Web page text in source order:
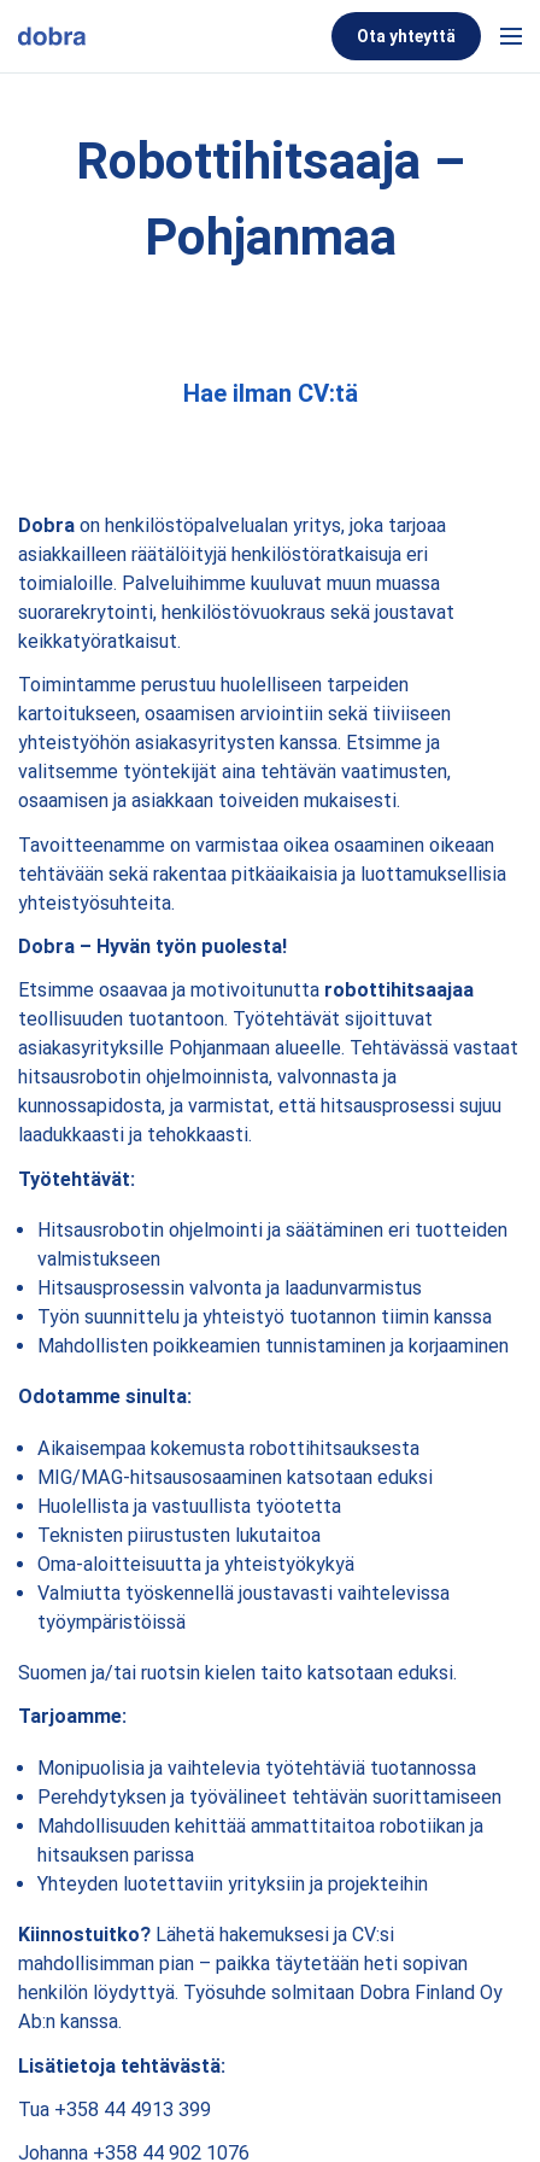
Ota yhteyttä
Robottihitsaaja –
Pohjanmaa
Hae ilman CV:tä
Dobra on henkilöstöpalvelualan yritys, joka tarjoaa
asiakkailleen räätälöityjä henkilöstöratkaisuja eri
toimialoille. Palveluihimme kuuluvat muun muassa
suorarekrytointi, henkilöstövuokraus sekä joustavat
keikkatyöratkaisut.
Toimintamme perustuu huolelliseen tarpeiden
kartoitukseen, osaamisen arviointiin sekä tiiviiseen
yhteistyöhön asiakasyritysten kanssa. Etsimme ja
valitsemme työntekijät aina tehtävän vaatimusten,
osaamisen ja asiakkaan toiveiden mukaisesti.
Tavoitteenamme on varmistaa oikea osaaminen oikeaan
tehtävään sekä rakentaa pitkäaikaisia ja luottamuksellisia
yhteistyösuhteita.
Dobra – Hyvän työn puolesta!
Etsimme osaavaa ja motivoitunutta robottihitsaajaa
teollisuuden tuotantoon. Työtehtävät sijoittuvat
asiakasyrityksille Pohjanmaan alueelle. Tehtävässä vastaat
hitsausrobotin ohjelmoinnista, valvonnasta ja
kunnossapidosta, ja varmistat, että hitsausprosessi sujuu
laadukkaasti ja tehokkaasti.
Työtehtävät:
Hitsausrobotin ohjelmointi ja säätäminen eri tuotteiden
valmistukseen
Hitsausprosessin valvonta ja laadunvarmistus
Työn suunnittelu ja yhteistyö tuotannon tiimin kanssa
Mahdollisten poikkeamien tunnistaminen ja korjaaminen
Odotamme sinulta:
Aikaisempaa kokemusta robottihitsauksesta
MIG/MAG-hitsausosaaminen katsotaan eduksi
Huolellista ja vastuullista työotetta
Teknisten piirustusten lukutaitoa
Oma-aloitteisuutta ja yhteistyökykyä
Valmiutta työskennellä joustavasti vaihtelevissa
työympäristöissä
Suomen ja/tai ruotsin kielen taito katsotaan eduksi.
Tarjoamme:
Monipuolisia ja vaihtelevia työtehtäviä tuotannossa
Perehdytyksen ja työvälineet tehtävän suorittamiseen
Mahdollisuuden kehittää ammattitaitoa robotiikan ja
hitsauksen parissa
Yhteyden luotettaviin yrityksiin ja projekteihin
Kiinnostuitko? Lähetä hakemuksesi ja CV:si
mahdollisimman pian – paikka täytetään heti sopivan
henkilön löydyttyä. Työsuhde solmitaan Dobra Finland Oy
Ab:n kanssa.
Lisätietoja tehtävästä:
Tua +358 44 4913 399
Johanna +358 44 902 1076